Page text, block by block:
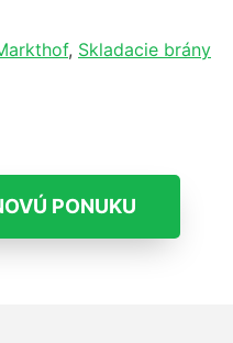
, Skladacie brány
PONUKU